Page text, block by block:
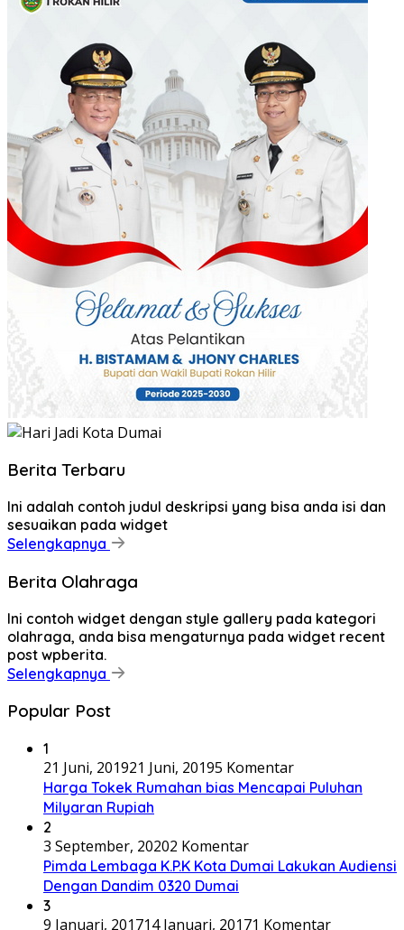
Berita Terbaru
Ini adalah contoh judul deskripsi yang bisa anda isi dan
sesuaikan pada widget
Selengkapnya
Berita Olahraga
Ini contoh widget dengan style gallery pada kategori
olahraga, anda bisa mengaturnya pada widget recent
post wpberita.
Selengkapnya
Popular Post
1
21 Juni, 201921 Juni, 20195 Komentar
Harga Tokek Rumahan bias Mencapai Puluhan
Milyaran Rupiah
2
3 September, 20202 Komentar
Pimda Lembaga K.P.K Kota Dumai Lakukan Audiensi
Dengan Dandim 0320 Dumai
3
9 Januari, 201714 Januari, 20171 Komentar